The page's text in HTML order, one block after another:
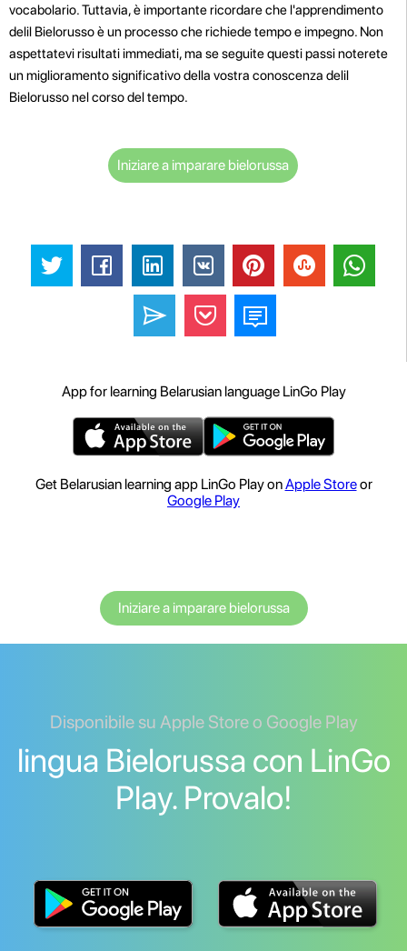
vocabolario. Tuttavia, è importante ricordare che l'apprendimento
delil Bielorusso è un processo che richiede tempo e impegno. Non
aspettatevi risultati immediati, ma se seguite questi passi noterete
un miglioramento significativo della vostra conoscenza delil
Bielorusso nel corso del tempo.
Iniziare a imparare bielorussa
App for learning Belarusian language LinGo Play
Get Belarusian learning app LinGo Play onApple Storeor
Google Play
Iniziare a imparare bielorussa
Disponibile su Apple Store o Google Play
lingua Bielorussa con LinGo
Play. Provalo!